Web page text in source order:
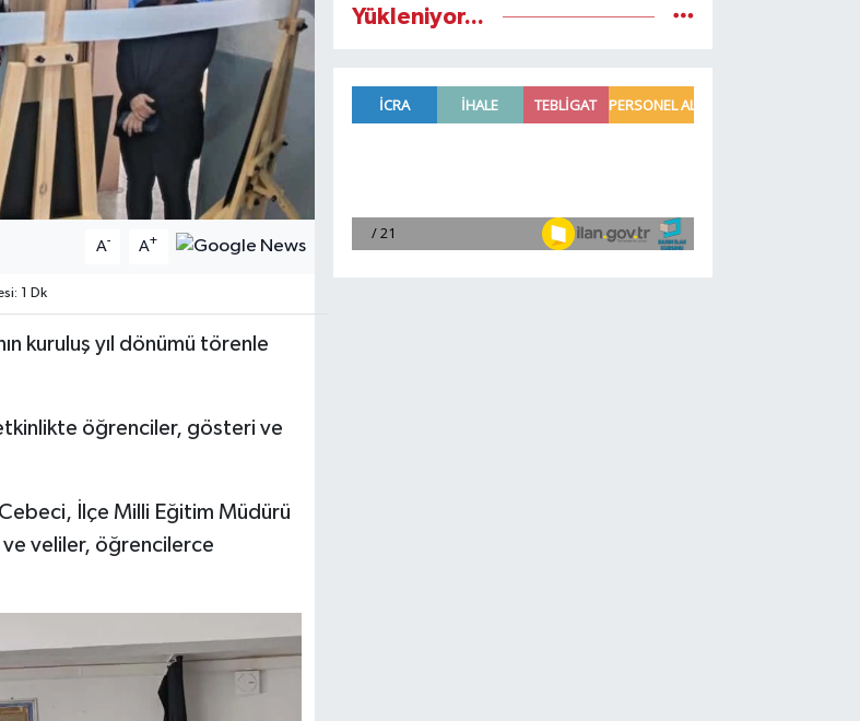
A- A+
1 Dk
kuruluş yıl dönümü törenle
öğrenciler, gösteri ve
İlçe Milli Eğitim Müdürü
veliler, öğrencilerce
Yükleniyor...